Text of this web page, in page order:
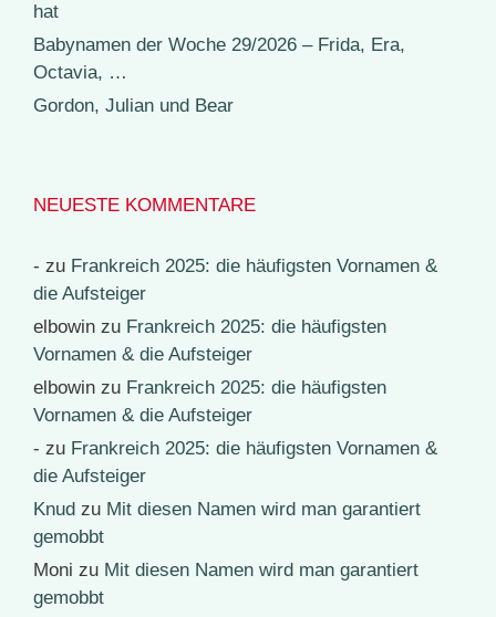
hat
Babynamen der Woche 29/2026 – Frida, Era,
Octavia, …
Gordon, Julian und Bear
NEUESTE KOMMENTARE
- zu Frankreich 2025: die häufigsten Vornamen &
die Aufsteiger
elbowin zu Frankreich 2025: die häufigsten
Vornamen & die Aufsteiger
elbowin zu Frankreich 2025: die häufigsten
Vornamen & die Aufsteiger
- zu Frankreich 2025: die häufigsten Vornamen &
die Aufsteiger
Knud zu Mit diesen Namen wird man garantiert
gemobbt
Moni zu Mit diesen Namen wird man garantiert
gemobbt